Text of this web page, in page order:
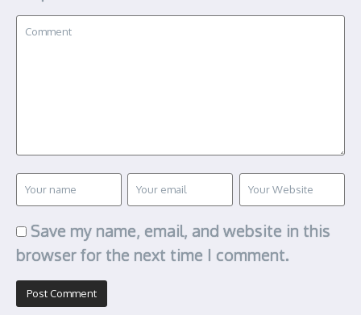
Save my name, email, and website in this
browser for the next time I comment.